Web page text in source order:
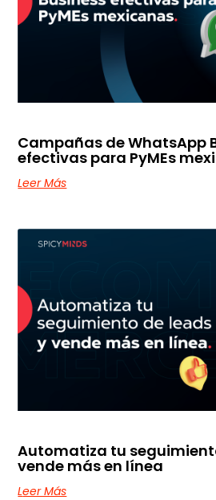
Campañas de WhatsApp
efectivas para PyMEs
Leer Más
Automatiza tu
vende más en línea
Leer Más